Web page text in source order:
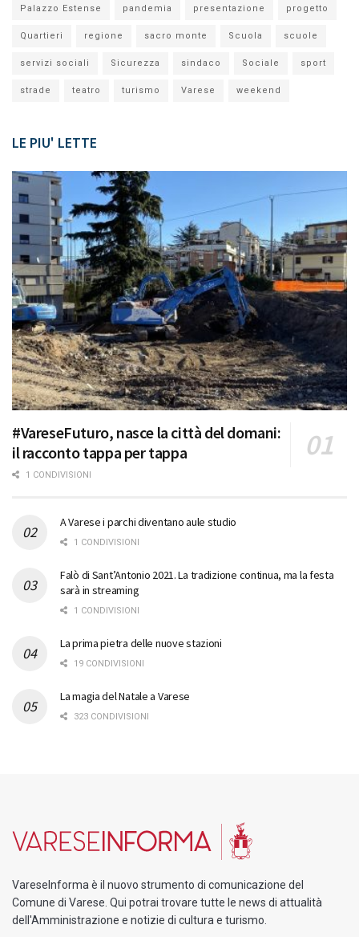
Palazzo Estense pandemia presentazione progetto
Quartieri regione sacro monte Scuola scuole
servizi sociali Sicurezza sindaco Sociale sport
strade teatro turismo Varese weekend
LE PIU' LETTE
#VareseFuturo, nasce la città del domani:
il racconto tappa per tappa
1 CONDIVISIONI
A Varese i parchi diventano aule studio
1 CONDIVISIONI
Falò di Sant’Antonio 2021. La tradizione continua, ma la festa
sarà in streaming
1 CONDIVISIONI
La prima pietra delle nuove stazioni
19 CONDIVISIONI
La magia del Natale a Varese
323 CONDIVISIONI
VareseInforma è il nuovo strumento di comunicazione del
Comune di Varese. Qui potrai trovare tutte le news di attualità
dell'Amministrazione e notizie di cultura e turismo.